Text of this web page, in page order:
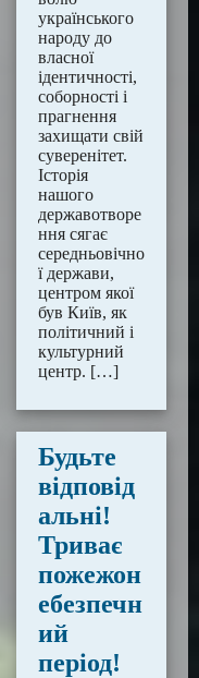
українського
народу до
власної
ідентичності,
соборності і
прагнення
захищати свій
суверенітет.
Історія
нашого
державотворе
ння сягає
середньовічно
ї держави,
центром якої
був Київ, як
політичний і
культурний
центр. […]
Будьте
відповід
альні!
Триває
пожежон
ебезпечн
ий
період!